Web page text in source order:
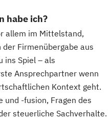
habe ich?
allem im Mittelstand,
Firmenübergabe aus
ins Spiel – als
Ansprechpartner wenn
Kontext geht.
und -fusion, Fragen des
steuerliche Sachverhalte.